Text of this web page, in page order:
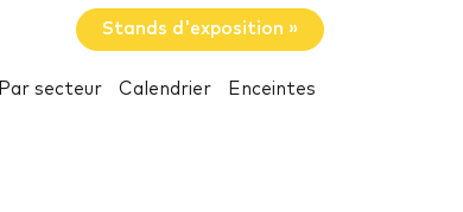
Stands d'exposition »
Par secteur Calendrier Enceintes